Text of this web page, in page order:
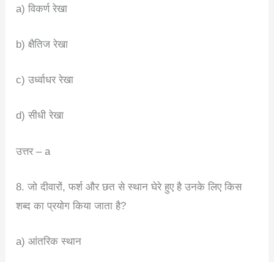
a) विकर्ण रेखा
b) क्षैतिज रेखा
c) उर्ध्वाधर रेखा
d) सीधी रेखा
उत्तर – a
8. जो दीवारों, फर्श और छत से स्थान घेरे हुए है उनके लिए किस
शब्द का प्रयोग किया जाता है?
a) आंतरिक स्थान